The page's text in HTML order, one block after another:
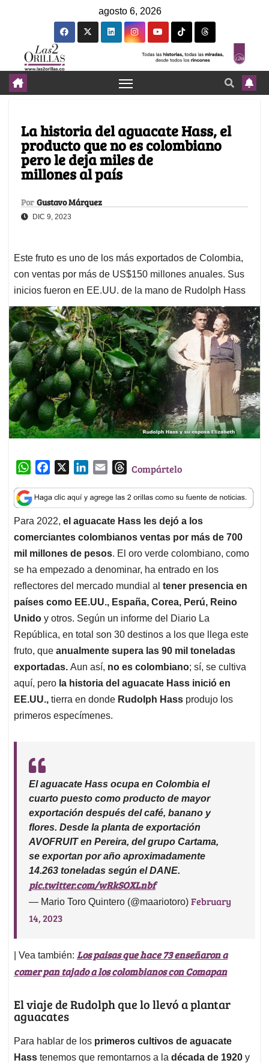
agosto 6, 2026
La historia del aguacate Hass, el
producto que no es colombiano
pero le deja miles de
millones al país
Por Gustavo Márquez
DIC 9, 2023
Este fruto es uno de los más exportados de Colombia,
con ventas por más de US$150 millones anuales. Sus
inicios fueron en EE.UU. de la mano de Rudolph Hass
W
a
t
s
A
p
p
c
e
b
o
o
k
n
k
e
d
I
n
a
i
l
T
r
e
a
d
s
Compártelo
Para 2022, el aguacate Hass les dejó a los
comerciantes colombianos ventas por más de 700
mil millones de pesos. El oro verde colombiano, como
se ha empezado a denominar, ha entrado en los
reflectores del mercado mundial al tener presencia en
países como EE.UU., España, Corea, Perú, Reino
Unido y otros. Según un informe del Diario La
República, en total son 30 destinos a los que llega este
fruto, que anualmente supera las 90 mil toneladas
exportadas. Aun así, no es colombiano; sí, se cultiva
aquí, pero la historia del aguacate Hass inició en
EE.UU., tierra en donde Rudolph Hass produjo los
primeros especímenes.
El aguacate Hass ocupa en Colombia el
cuarto puesto como producto de mayor
exportación después del café, banano y
flores. Desde la planta de exportación
AVOFRUIT en Pereira, del grupo Cartama,
se exportan por año aproximadamente
14.263 toneladas según el DANE.
pic.twitter.com/wRkSOXLnbf
— Mario Toro Quintero (@maariotoro) February
14, 2023
| Vea también: Los paisas que hace 73 enseñaron a
comer pan tajado a los colombianos con Comapan
El viaje de Rudolph que lo llevó a plantar
aguacates
Para hablar de los primeros cultivos de aguacate
Hass tenemos que remontarnos a la década de 1920 y